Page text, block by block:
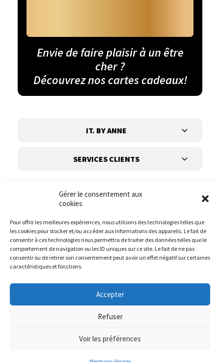
Gérer le consentement aux
cookies
Pour offrir les meilleures expériences, nous utilisons des technologies telles que
les cookies pour stocker et/ou accéder aux informations des appareils. Le fait de
consentir à ces technologies nous permettra de traiter des données telles que le
comportement de navigation ou les ID uniques sur ce site. Le fait de ne pas
consentir ou de retirer son consentement peut avoir un effet négatif sur certaines
caractéristiques et fonctions.
Accepter
Refuser
Voir les préférences
Envie de faire plaisir à un être
cher ?
Découvrez nos cartes cadeaux!
IT. BY ANNE
SERVICES CLIENTS
Suivez-nous
Website :DIREXION.BE